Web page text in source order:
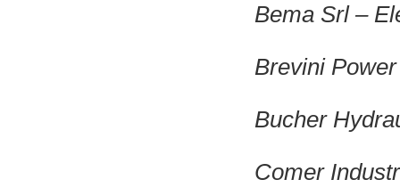
Bema Srl –
Brevini
Bucher
Comer